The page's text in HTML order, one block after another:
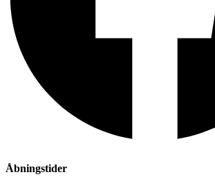
Åbningstider